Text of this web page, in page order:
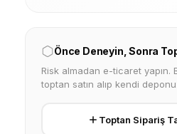
Önce Deneyin, Sonra
Risk almadan e-ticaret yapın.
toptan satın alıp kendi
Toptan Sipariş